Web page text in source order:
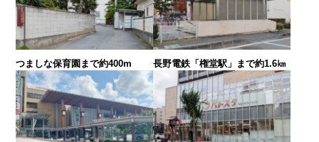
つましな保育園まで約400m 長野電鉄「権堂駅」まで約1.6㎞